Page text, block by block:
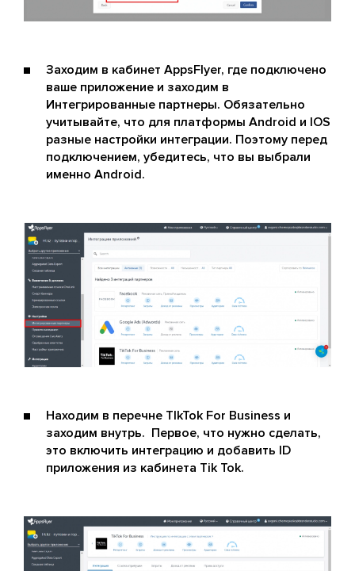
Заходим в кабинет AppsFlyer, где подключено
ваше приложение и заходим в
Интегрированные партнеры. Обязательно
учитывайте, что для платформы Android и IOS
разные настройки интеграции. Поэтому перед
подключением, убедитесь, что вы выбрали
именно Android.
Находим в перечне TIkTok For Business и
заходим внутрь. Первое, что нужно сделать,
это включить интеграцию и добавить ID
приложения из кабинета Tik Tok.